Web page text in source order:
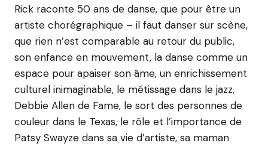
Rick raconte 50 ans de danse, que pour être un
artiste chorégraphique – il faut danser sur scène,
que rien n’est comparable au retour du public,
son enfance en mouvement, la danse comme un
espace pour apaiser son âme, un enrichissement
culturel inimaginable, le métissage dans le jazz,
Debbie Allen de Fame, le sort des personnes de
couleur dans le Texas, le rôle et l’importance de
Patsy Swayze dans sa vie d’artiste, sa maman